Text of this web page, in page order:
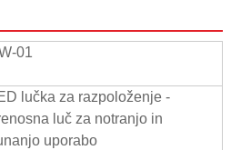
01
lučka za razpoloženje -
luč za notranjo in
uporabo